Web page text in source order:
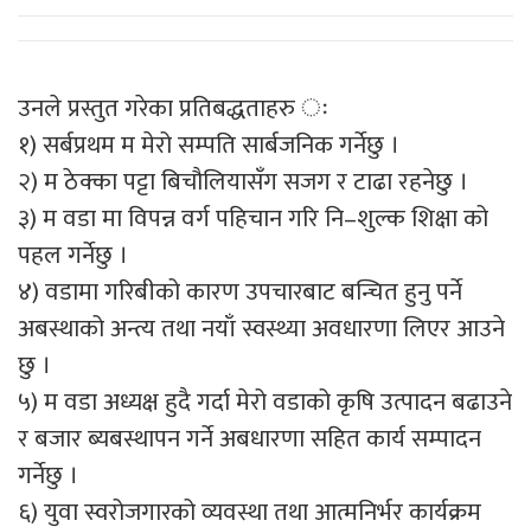
उनले प्रस्तुत गरेका प्रतिबद्धताहरु ः
१) सर्बप्रथम म मेरो सम्पति सार्बजनिक गर्नेछु ।
२) म ठेक्का पट्टा बिचौलियासँग सजग र टाढा रहनेछु ।
३) म वडा मा विपन्न वर्ग पहिचान गरि नि–शुल्क शिक्षा को
पहल गर्नेछु ।
४) वडामा गरिबीको कारण उपचारबाट बन्चित हुनु पर्ने
अबस्थाको अन्त्य तथा नयाँ स्वस्थ्या अवधारणा लिएर आउने
छु ।
५) म वडा अध्यक्ष हुदै गर्दा मेरो वडाको कृषि उत्पादन बढाउने
र बजार ब्यबस्थापन गर्ने अबधारणा सहित कार्य सम्पादन
गर्नेछु ।
६) युवा स्वरोजगारको व्यवस्था तथा आत्मनिर्भर कार्यक्रम